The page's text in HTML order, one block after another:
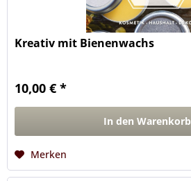
Kreativ mit Bienenwachs
10,00 € *
In den Warenkorb
Merken